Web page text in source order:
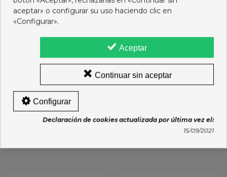
RILASTIL SUMMUM GEL
50 ML
44,95 € 18,95 €
aceptar» o configurar su uso haciendo clic en
«Configurar».
Aceptar
Continuar sin aceptar
Configurar
Declaración de cookies actualizada por última vez el:
15/09/2021